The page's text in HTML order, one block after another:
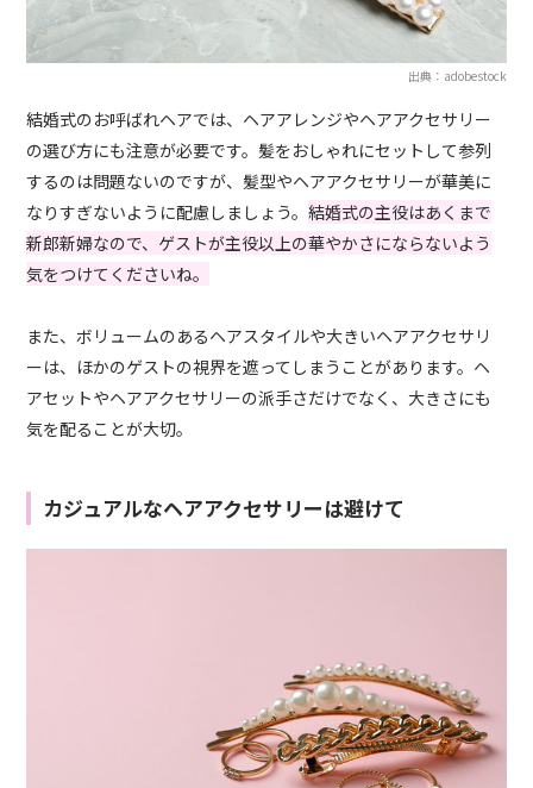
出典：adobestock
結婚式のお呼ばれヘアでは、ヘアアレンジやヘアアクセサリー
の選び方にも注意が必要です。髪をおしゃれにセットして参列
するのは問題ないのですが、髪型やヘアアクセサリーが華美に
なりすぎないように配慮しましょう。結婚式の主役はあくまで
新郎新婦なので、ゲストが主役以上の華やかさにならないよう
気をつけてくださいね。
また、ボリュームのあるヘアスタイルや大きいヘアアクセサリ
ーは、ほかのゲストの視界を遮ってしまうことがあります。ヘ
アセットやヘアアクセサリーの派手さだけでなく、大きさにも
気を配ることが大切。
カジュアルなヘアアクセサリーは避けて